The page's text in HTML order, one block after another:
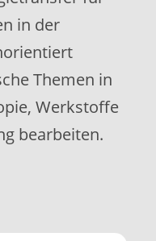
in der
Themen in
Werkstoffe
bearbeiten.